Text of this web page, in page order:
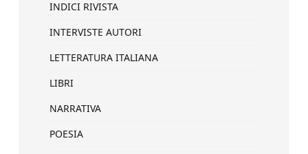
INDICI RIVISTA
INTERVISTE AUTORI
LETTERATURA ITALIANA
LIBRI
NARRATIVA
POESIA